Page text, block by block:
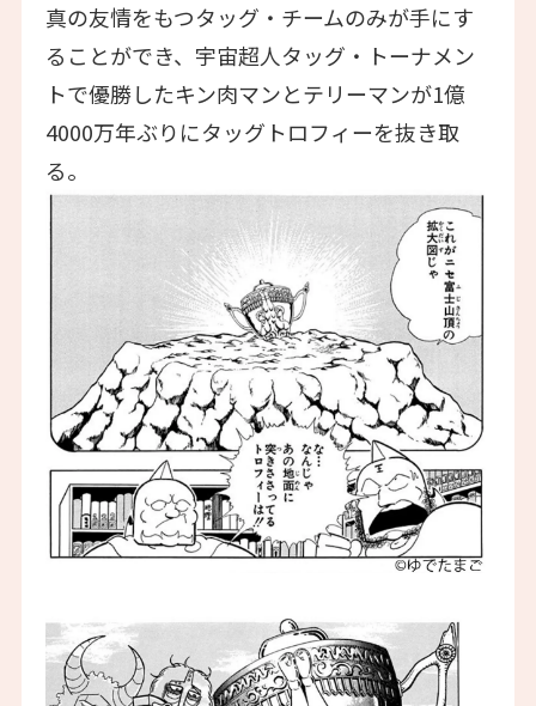
真の友情をもつタッグ・チームのみが手にす
ることができ、宇宙超人タッグ・トーナメン
トで優勝したキン肉マンとテリーマンが1億
4000万年ぶりにタッグトロフィーを抜き取
る。